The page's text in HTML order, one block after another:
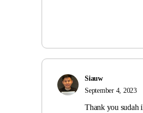
Siauw
September 4, 2023
Thank you sudah